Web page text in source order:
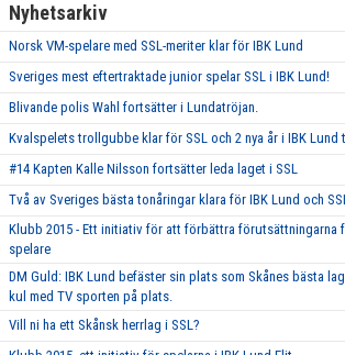
Nyhetsarkiv
Norsk VM-spelare med SSL-meriter klar för IBK Lund
Sveriges mest eftertraktade junior spelar SSL i IBK Lund!
Blivande polis Wahl fortsätter i Lundatröjan.
Kvalspelets trollgubbe klar för SSL och 2 nya år i IBK Lund
#14 Kapten Kalle Nilsson fortsätter leda laget i SSL
Två av Sveriges bästa tonåringar klara för IBK Lund och
Klubb 2015 - Ett initiativ för att förbättra förutsättningarna
spelare
DM Guld: IBK Lund befäster sin plats som Skånes bästa
kul med TV sporten på plats.
Vill ni ha ett Skånsk herrlag i SSL?